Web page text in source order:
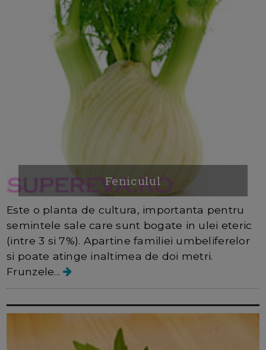
Feniculul
Este o planta de cultura, importanta pentru
semintele sale care sunt bogate in ulei eteric
(intre 3 si 7%). Apartine familiei umbeliferelor
si poate atinge inaltimea de doi metri.
Frunzele...